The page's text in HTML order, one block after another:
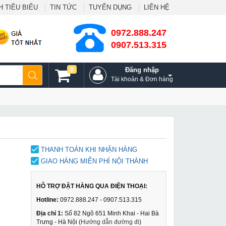
TIÊU BIỂU TIN TỨC TUYỂN DỤNG LIÊN HỆ
0972.888.247
0907.513.315
Đăng nhập
Tài khoản & Đơn hàng
0
THANH TOÁN KHI NHẬN HÀNG
GIAO HÀNG MIỄN PHÍ NỘI THÀNH
HỖ TRỢ ĐẶT HÀNG QUA ĐIỆN THOẠI:
Hotline: 0972.888.247 - 0907.513.315
Địa chỉ 1: Số 82 Ngõ 651 Minh Khai - Hai Bà
Trưng - Hà Nội (Hướng dẫn đường đi)